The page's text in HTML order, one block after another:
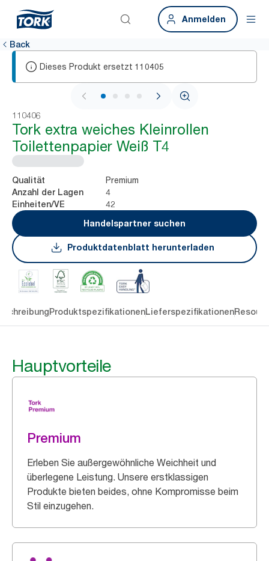
Anmelden
Back
Dieses Produkt ersetzt 110405
1 / 4
110406
Tork extra weiches Kleinrollen
Toilettenpapier Weiß T4
Qualität Premium
Anzahl der Lagen 4
Einheiten/VE
42
Handelspartner suchen
Produktdatenblatt herunterladen
ProduktspezifikationenLieferspezifikationen
Hauptvorteile
Premium
Erleben Sie außergewöhnliche Weichheit und
überlegene Leistung. Unsere erstklassigen
Produkte bieten beides, ohne Kompromisse beim
Stil einzugehen.